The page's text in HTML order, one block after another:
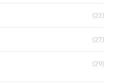
(23)
(27)
(29)